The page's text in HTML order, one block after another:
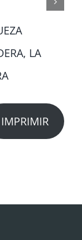
LA
IMPRIMIR